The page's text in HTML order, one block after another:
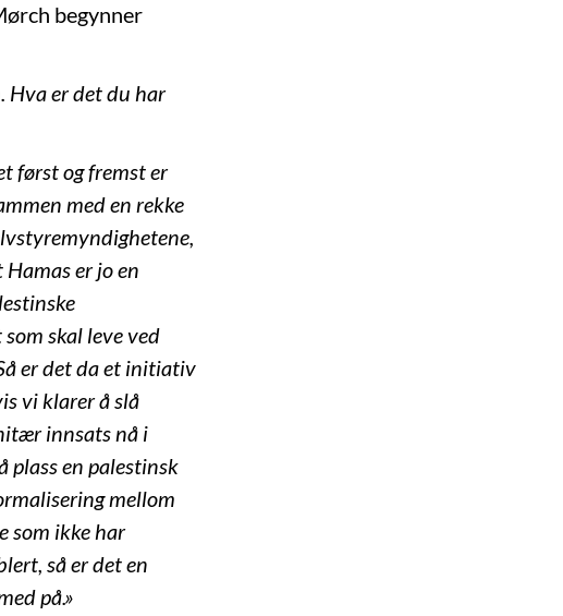
begynner
Hva er det du har
først og fremst er
med en rekke
er jo en
skal leve ved
er det da et initiativ
vi klarer å slå
innsats nå i
plass en palestinsk
mellom
som ikke har
så er det en
på.»